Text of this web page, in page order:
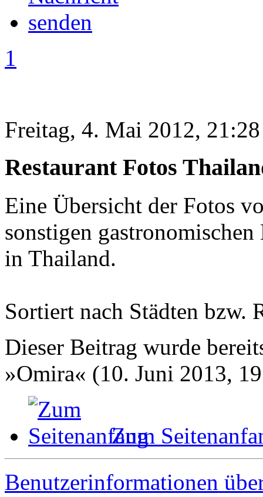
1
Freitag, 4. Mai 2012, 21:28
Restaurant Fotos
Eine Übersicht der Fotos
sonstigen
in Thailand.
Sortiert nach Städten bzw.
Dieser Beitrag wurde
»Omira« (10. Juni 2013,
Zum
Benutzerinformationen